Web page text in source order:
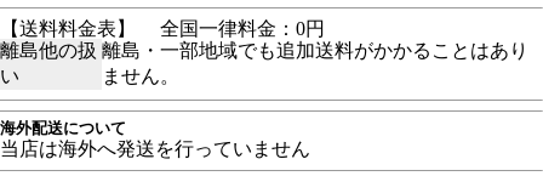
【送料料金表】
全国一律料金：0円
離島他の扱
い
離島・一部地域でも追加送料がかかることはあり
ません。
海外配送について
当店は海外へ発送を行っていません